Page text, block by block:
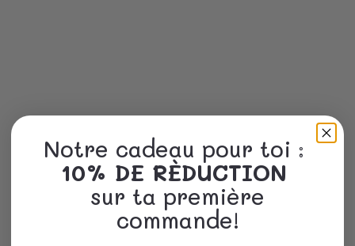
Notre cadeau pour toi :
10% DE RÈDUCTION
sur ta première
commande!